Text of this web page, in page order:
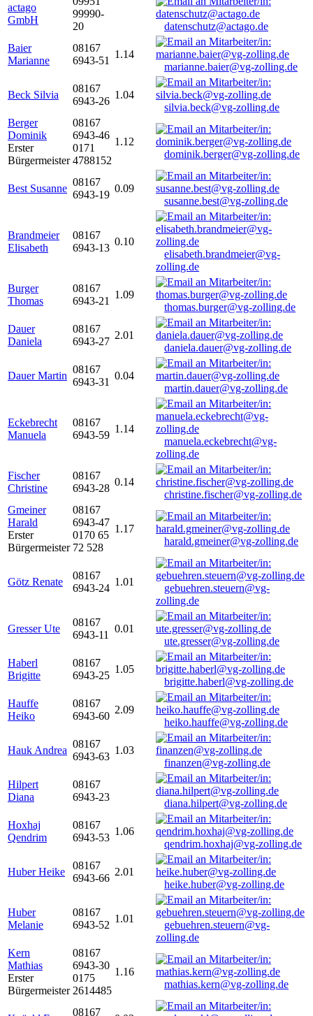
actago
GmbH
99990-
20
datenschutz@actago.de
Baier
Marianne
08167
6943-51
1.14
marianne.baier@vg-zolling.de
Beck Silvia
08167
6943-26
1.04
silvia.beck@vg-zolling.de
Berger
Dominik
Erster
Bürgermeister
08167
6943-46
0171
4788152
1.12
dominik.berger@vg-zolling.de
Best Susanne
08167
6943-19
0.09
susanne.best@vg-zolling.de
Brandmeier
Elisabeth
08167
6943-13
0.10
elisabeth.brandmeier@vg-
zolling.de
Burger
Thomas
08167
6943-21
1.09
thomas.burger@vg-zolling.de
Dauer
Daniela
08167
6943-27
2.01
daniela.dauer@vg-zolling.de
Dauer Martin
08167
6943-31
0.04
martin.dauer@vg-zolling.de
Eckebrecht
Manuela
08167
6943-59
1.14
manuela.eckebrecht@vg-
zolling.de
Fischer
Christine
08167
6943-28
0.14
christine.fischer@vg-zolling.de
Gmeiner
Harald
Erster
Bürgermeister
08167
6943-47
0170 65
72 528
1.17
harald.gmeiner@vg-zolling.de
Götz Renate
08167
6943-24
1.01
gebuehren.steuern@vg-
zolling.de
Gresser Ute
08167
6943-11
0.01
ute.gresser@vg-zolling.de
Haberl
Brigitte
08167
6943-25
1.05
brigitte.haberl@vg-zolling.de
Hauffe
Heiko
08167
6943-60
2.09
heiko.hauffe@vg-zolling.de
Hauk Andrea
08167
6943-63
1.03
finanzen@vg-zolling.de
Hilpert
Diana
08167
6943-23
diana.hilpert@vg-zolling.de
Hoxhaj
Qendrim
08167
6943-53
1.06
qendrim.hoxhaj@vg-zolling.de
Huber Heike
08167
6943-66
2.01
heike.huber@vg-zolling.de
Huber
Melanie
08167
6943-52
1.01
gebuehren.steuern@vg-
zolling.de
Kern
Mathias
Erster
Bürgermeister
08167
6943-30
0175
2614485
1.16
mathias.kern@vg-zolling.de
08167